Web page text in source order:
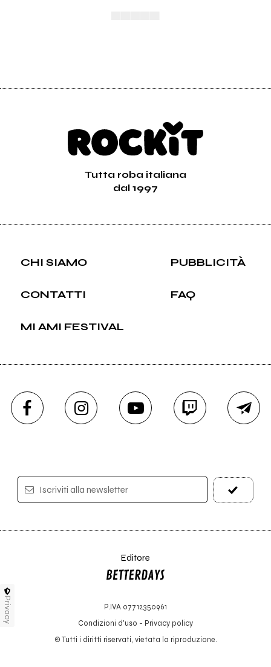
Tutta roba italiana
dal 1997
CHI SIAMO PUBBLICITÀ
CONTATTI FAQ
MI AMI FESTIVAL
Iscriviti alla newsletter
Editore
P.IVA 07712350961
Condizioni d'uso - Privacy policy
© Tutti i diritti riservati, vietata la riproduzione.
Privacy